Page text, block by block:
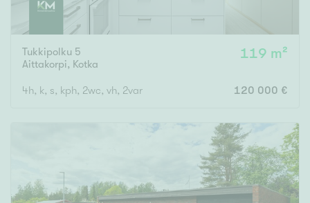
Tukkipolku 5
Aittakorpi, Kotka
119 m²
4h, k, s, kph, 2wc, vh, 2var 120 000 €